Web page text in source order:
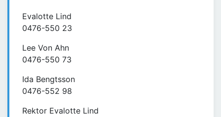
Evalotte Lind
0476-550 23
Lee Von Ahn
0476-550 73
Ida Bengtsson
0476-552 98
Rektor Evalotte Lind